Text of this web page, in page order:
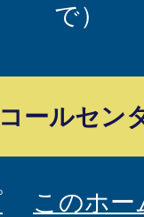
で）
ールセン
このホ